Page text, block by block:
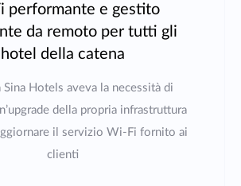
performante e gestito
da remoto per tutti gli
hotel della catena
Sina Hotels aveva la necessità di
della propria infrastruttura
il servizio Wi-Fi fornito ai
clienti